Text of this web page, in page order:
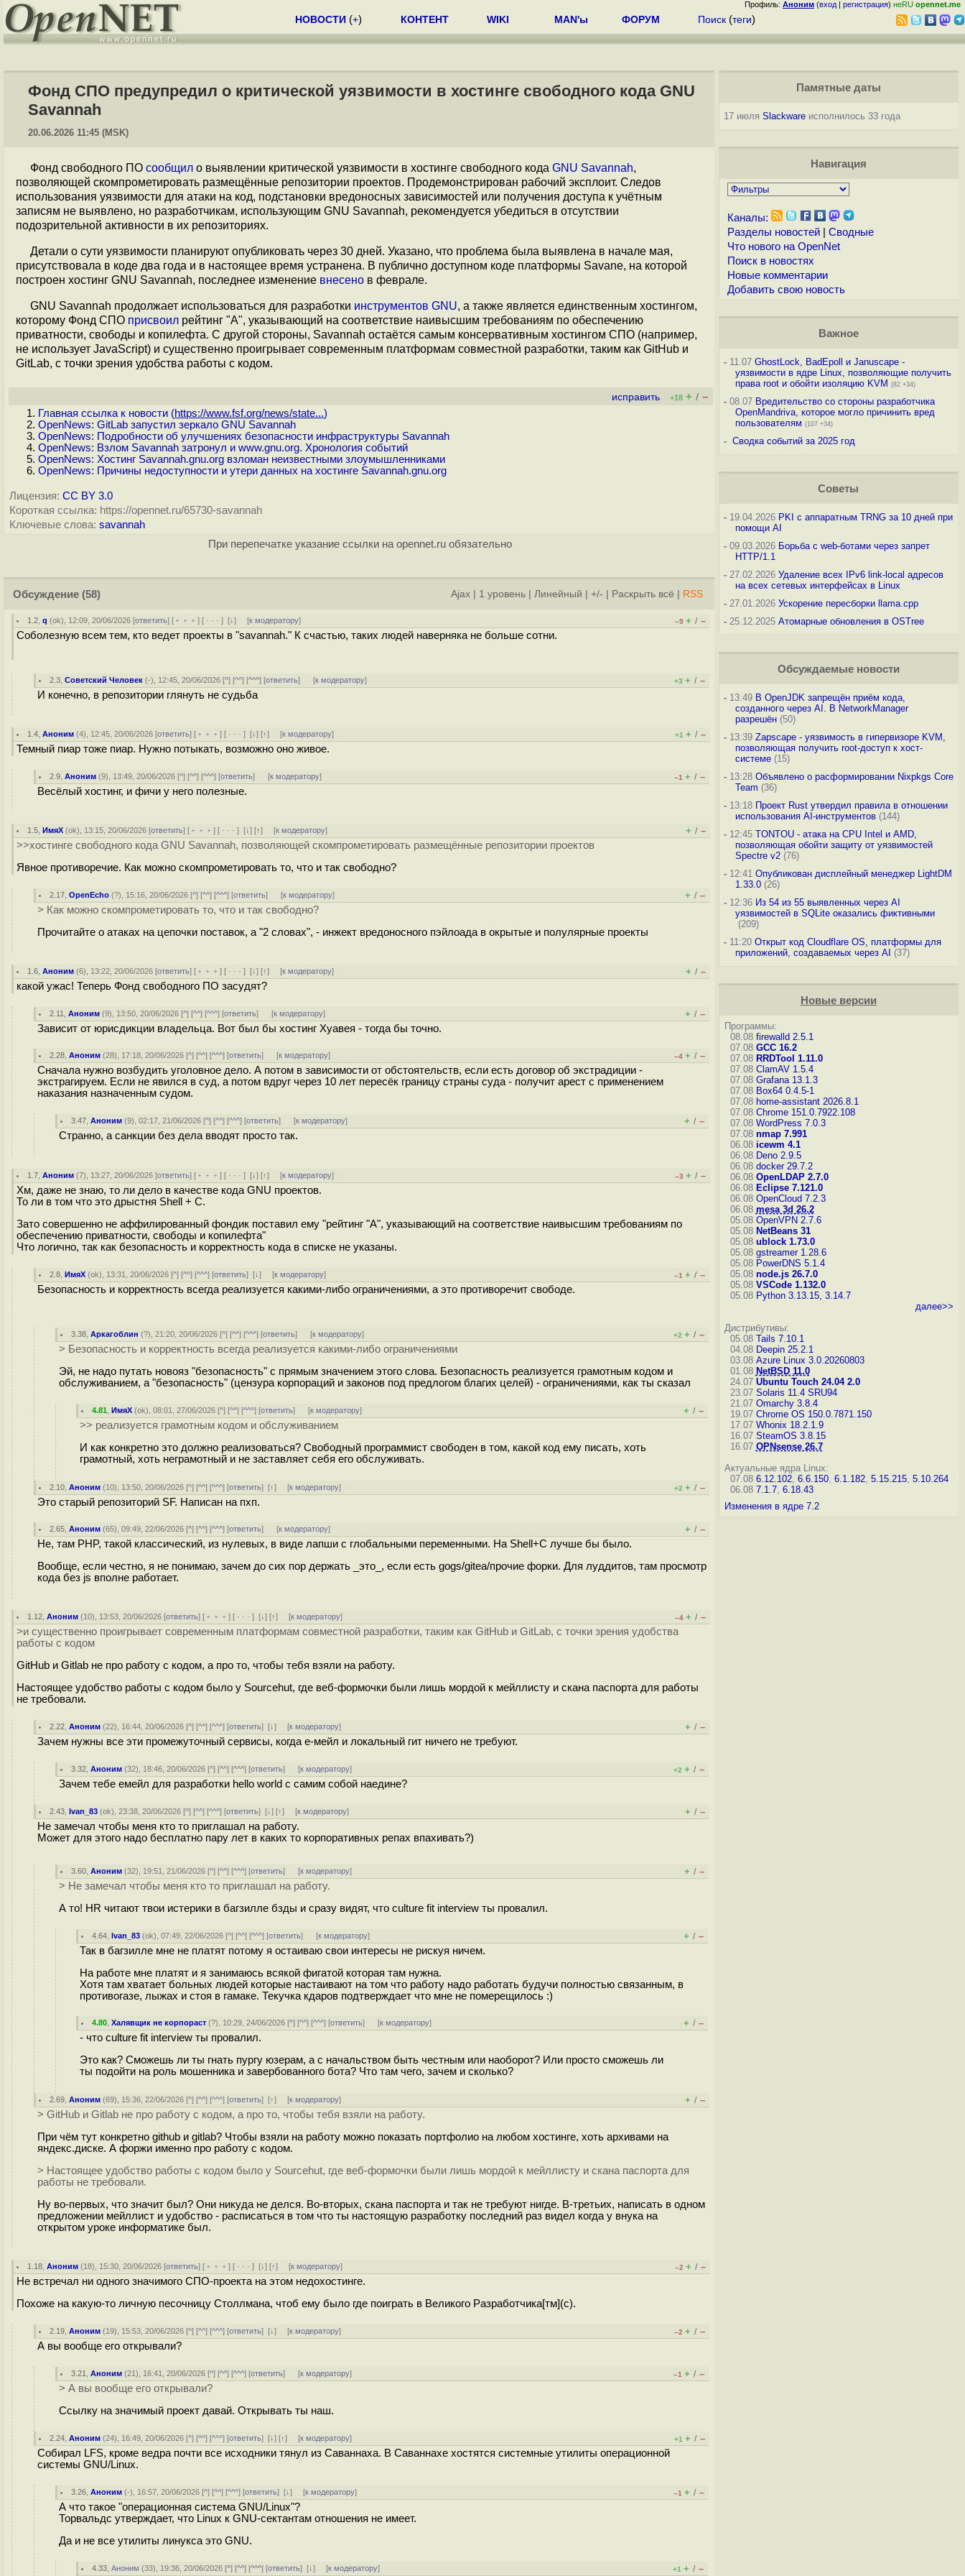
Профиль: Аноним (вход | регистрация) неRU opennet.me
НОВОСТИ (+) КОНТЕНТ WIKI MAN'ы ФОРУМ Поиск (теги)
Фонд СПО предупредил о критической уязвимости в хостинге свободного кода GNU
Savannah
20.06.2026 11:45 (MSK)
Фонд свободного ПО сообщил о выявлении критической уязвимости в хостинге свободного кода GNU Savannah,
позволяющей скомпрометировать размещённые репозитории проектов. Продемонстрирован рабочий эксплоит. Следов
использования уязвимости для атаки на код, подстановки вредоносных зависимостей или получения доступа к учётным
записям не выявлено, но разработчикам, использующим GNU Savannah, рекомендуется убедиться в отсутствии
подозрительной активности в их репозиториях.
Детали о сути уязвимости планируют опубликовать через 30 дней. Указано, что проблема была выявлена в начале мая,
присутствовала в коде два года и в настоящее время устранена. В публично доступном коде платформы Savane, на которой
построен хостинг GNU Savannah, последнее изменение внесено в феврале.
GNU Savannah продолжает использоваться для разработки инструментов GNU, а также является единственным хостингом,
которому Фонд СПО присвоил рейтинг "A", указывающий на соответствие наивысшим требованиям по обеспечению
приватности, свободы и копилефта. С другой стороны, Savannah остаётся самым консервативным хостингом СПО (например,
не использует JavaScript) и существенно проигрывает современным платформам совместной разработки, таким как GitHub и
GitLab, с точки зрения удобства работы с кодом.
исправить +18 + / –
Главная ссылка к новости (https://www.fsf.org/news/state...)
OpenNews: GitLab запустил зеркало GNU Savannah
OpenNews: Подробности об улучшениях безопасности инфраструктуры Savannah
OpenNews: Взлом Savannah затронул и www.gnu.org. Хронология событий
OpenNews: Хостинг Savannah.gnu.org взломан неизвестными злоумышленниками
OpenNews: Причины недоступности и утери данных на хостинге Savannah.gnu.org
Лицензия: CC BY 3.0
Короткая ссылка: https://opennet.ru/65730-savannah
Ключевые слова: savannah
При перепечатке указание ссылки на opennet.ru обязательно
Обсуждение (58) Ajax 1 уровень Линейный +/- Раскрыть всё RSS
1.2 ,q (ok), 12:09, 20/06/2026 [ответить] [ ﹢﹢﹢] [ · · ·][↓] [к модератору] –9 + / –
Соболезную всем тем, кто ведет проекты в "savannah." К счастью, таких людей наверняка не больше сотни.
2.3 ,Советский Человек (-), 12:45, 20/06/2026 [^] [^^] [^^^] [ответить] [к модератору] +3 + / –
И конечно, в репозитории глянуть не судьба
1.4 ,Аноним (4), 12:45, 20/06/2026 [ответить] [ ﹢﹢﹢] [ · · ·][↓] [↑] [к модератору] +1 + / –
Темный пиар тоже пиар. Нужно потыкать, возможно оно живое.
2.9 ,Аноним (9), 13:49, 20/06/2026 [^] [^^] [^^^] [ответить] [к модератору] –1 + / –
Весёлый хостинг, и фичи у него полезные.
1.5 ,ИмяХ (ok), 13:15, 20/06/2026 [ответить] [ ﹢﹢﹢] [ · · ·][↓] [↑] [к модератору] + / –
>>хостинге свободного кода GNU Savannah, позволяющей скомпрометировать размещённые репозитории проектов
Явное противоречие. Как можно скомпрометировать то, что и так свободно?
2.17 ,OpenEcho (?), 15:16, 20/06/2026 [^] [^^] [^^^] [ответить] [к модератору] + / –
> Как можно скомпрометировать то, что и так свободно?
Прочитайте о атаках на цепочки поставок, а "2 словах", - инжект вредоносного пэйлоада в окрытые и полулярные проекты
1.6 ,Аноним (6), 13:22, 20/06/2026 [ответить] [ ﹢﹢﹢] [ · · ·][↓] [↑] [к модератору] + / –
какой ужас! Теперь Фонд свободного ПО засудят?
2.11 ,Аноним (9), 13:50, 20/06/2026 [^] [^^] [^^^] [ответить] [к модератору] + / –
Зависит от юрисдикции владельца. Вот был бы хостинг Хуавея - тогда бы точно.
2.28 ,Аноним (28), 17:18, 20/06/2026 [^] [^^] [^^^] [ответить] [к модератору] –4 + / –
Сначала нужно возбудить уголовное дело. А потом в зависимости от обстоятельств, если есть договор об экстрадиции -
экстрагируем. Если не явился в суд, а потом вдруг через 10 лет пересёк границу страны суда - получит арест с применением
наказания назначенным судом.
3.47 ,Аноним (9), 02:17, 21/06/2026 [^] [^^] [^^^] [ответить] [к модератору] + / –
Странно, а санкции без дела вводят просто так.
1.7 ,Аноним (7), 13:27, 20/06/2026 [ответить] [ ﹢﹢﹢] [ · · ·][↓] [↑] [к модератору] –3 + / –
Хм, даже не знаю, то ли дело в качестве кода GNU проектов.
То ли в том что это дрыcтня Shell + C.
Зато совершенно не аффилированный фондик поставил ему "рейтинг "A", указывающий на соответствие наивысшим требованиям по
обеспечению приватности, свободы и копилефта"
Что логично, так как безопасность и корректность кода в списке не указаны.
2.8 ,ИмяХ (ok), 13:31, 20/06/2026 [^] [^^] [^^^] [ответить][↓] [к модератору] –1 + / –
Безопасность и корректность всегда реализуется какими-либо ограничениями, а это противоречит свободе.
3.38 ,Аркагоблин (?), 21:20, 20/06/2026 [^] [^^] [^^^] [ответить] [к модератору] +2 + / –
> Безопасность и корректность всегда реализуется какими-либо ограничениями
Эй, не надо путать новояз "безопасность" с прямым значением этого слова. Безопасность реализуется грамотным кодом и
обслуживанием, а "безопасность" (цензура корпораций и законов под предлогом благих целей) - ограничениями, как ты сказал
4.81 ,ИмяХ (ok), 08:01, 27/06/2026 [^] [^^] [^^^] [ответить] [к модератору] + / –
>> реализуется грамотным кодом и обслуживанием
И как конкретно это должно реализоваться? Свободный программист свободен в том, какой код ему писать, хоть
грамотный, хоть неграмотный и не заставляет себя его обслуживать.
2.10 ,Аноним (10), 13:50, 20/06/2026 [^] [^^] [^^^] [ответить][↑] [к модератору] +2 + / –
Это старый репозиторий SF. Написан на пхп.
2.65 ,Аноним (65), 09:49, 22/06/2026 [^] [^^] [^^^] [ответить] [к модератору] + / –
Не, там PHP, такой классический, из нулевых, в виде лапши с глобальными переменными. На Shell+C лучше бы было.
Вообще, если честно, я не понимаю, зачем до сих пор держать _это_, если есть gogs/gitea/прочие форки. Для луддитов, там просмотр
кода без js вполне работает.
1.12 ,Аноним (10), 13:53, 20/06/2026 [ответить] [ ﹢﹢﹢] [ · · ·][↓] [↑] [к модератору] –4 + / –
>и существенно проигрывает современным платформам совместной разработки, таким как GitHub и GitLab, с точки зрения удобства
работы с кодом
GitHub и Gitlab не про работу с кодом, а про то, чтобы тебя взяли на работу.
Настоящее удобство работы с кодом было у Sourcehut, где веб-формочки были лишь мордой к мейллисту и скана паспорта для работы
не требовали.
2.22 ,Аноним (22), 16:44, 20/06/2026 [^] [^^] [^^^] [ответить][↓] [к модератору] + / –
Зачем нужны все эти промежуточный сервисы, когда е-мейл и локальный гит ничего не требуют.
3.32 ,Аноним (32), 18:46, 20/06/2026 [^] [^^] [^^^] [ответить] [к модератору] +2 + / –
Зачем тебе емейл для разработки hello world с самим собой наедине?
2.43 ,Ivan_83 (ok), 23:38, 20/06/2026 [^] [^^] [^^^] [ответить][↓] [↑] [к модератору] + / –
Не замечал чтобы меня кто то приглашал на работу.
Может для этого надо бесплатно пару лет в каких то корпоративных репах впахивать?)
3.60 ,Аноним (32), 19:51, 21/06/2026 [^] [^^] [^^^] [ответить] [к модератору] + / –
> Не замечал чтобы меня кто то приглашал на работу.
А то! HR читают твои истерики в багзилле бзды и сразу видят, что culture fit interview ты провалил.
4.64 ,Ivan_83 (ok), 07:49, 22/06/2026 [^] [^^] [^^^] [ответить] [к модератору] + / –
Так в багзилле мне не платят потому я остаиваю свои интересы не рискуя ничем.
На работе мне платят и я занимаюсь всякой фигатой которая там нужна.
Хотя там хватает больных людей которые настаивают на том что работу надо работать будучи полностью связанным, в
противогазе, лыжах и стоя в гамаке. Текучка кдаров подтверждает что мне не померещилось :)
4.80 ,Халявщик не корпораст (?), 10:29, 24/06/2026 [^] [^^] [^^^] [ответить] [к модератору] + / –
- что culture fit interview ты провалил.
Это как? Сможешь ли ты гнать пургу юзерам, а с начальством быть честным или наоборот? Или просто сможешь ли
ты подойти на роль мошенника и завербованного бота? Что там чего, зачем и сколько?
2.69 ,Аноним (69), 15:36, 22/06/2026 [^] [^^] [^^^] [ответить][↑] [к модератору] + / –
> GitHub и Gitlab не про работу с кодом, а про то, чтобы тебя взяли на работу.
При чём тут конкретно github и gitlab? Чтобы взяли на работу можно показать портфолио на любом хостинге, хоть архивами на
яндекс.диске. А форжи именно про работу с кодом.
> Настоящее удобство работы с кодом было у Sourcehut, где веб-формочки были лишь мордой к мейллисту и скана паспорта для
работы не требовали.
Ну во-первых, что значит был? Они никуда не делся. Во-вторых, скана паспорта и так не требуют нигде. В-третьих, написать в одном
предложении мейллист и удобство - расписаться в том что ты настоящую разработку последний раз видел когда у внука на
открытом уроке информатике был.
1.18 ,Аноним (18), 15:30, 20/06/2026 [ответить] [ ﹢﹢﹢] [ · · ·][↓] [↑] [к модератору] –2 + / –
Не встречал ни одного значимого СПО-проекта на этом недохостинге.
Похоже на какую-то личную песочницу Столлмана, чтоб ему было где поиграть в Великого Разработчика[тм](c).
2.19 ,Аноним (19), 15:53, 20/06/2026 [^] [^^] [^^^] [ответить][↓] [к модератору] –2 + / –
А вы вообще его открывали?
3.21 ,Аноним (21), 16:41, 20/06/2026 [^] [^^] [^^^] [ответить] [к модератору] –1 + / –
> А вы вообще его открывали?
Ссылку на значимый проект давай. Открывать ты наш.
2.24 ,Аноним (24), 16:49, 20/06/2026 [^] [^^] [^^^] [ответить][↓] [↑] [к модератору] +1 + / –
Собирал LFS, кроме ведра почти все исходники тянул из Саваннаха. В Саваннахе хостятся системные утилиты операционной
системы GNU/Linux.
3.26 ,Аноним (-), 16:57, 20/06/2026 [^] [^^] [^^^] [ответить][↓] [к модератору] –1 + / –
А что такое "операционная система GNU/Linux"?
Торвальдс утверждает, что Linux к GNU-сектантам отношения не имеет.
Да и не все утилиты линукса это GNU.
4.33 ,Аноним (33), 19:36, 20/06/2026 [^] [^^] [^^^] [ответить][↓] [к модератору] +1 + / –
Памятные даты
17 июля Slackwareисполнилось 33 года
Навигация
Каналы:
Разделы новостей| Сводные
Что нового на OpenNet
Поиск в новостях
Новые комментарии
Добавить свою новость
Важное
-11.07 GhostLock, BadEpoll и Januscape -
уязвимости в ядре Linux, позволяющие получить
права root и обойти изоляцию KVM (82 +34)
-08.07 Вредительство со стороны разработчика
OpenMandriva, которое могло причинить вред
пользователям (107 +34)
- Сводка событий за 2025 год
Советы
-19.04.2026 PKI с аппаратным TRNG за 10 дней при
помощи AI
-09.03.2026 Борьба с web-ботами через запрет
HTTP/1.1
-27.02.2026 Удаление всех IPv6 link-local адресов
на всех сетевых интерфейсах в Linux
-27.01.2026 Ускорение пересборки llama.cpp
-25.12.2025 Атомарные обновления в OSTree
Обсуждаемые новости
-13:49 В OpenJDK запрещён приём кода,
созданного через AI. В NetworkManager
разрешён(50)
-13:39 Zapscape - уязвимость в гипервизоре KVM,
позволяющая получить root-доступ к хост-
системе(15)
-13:28 Объявлено о расформировании Nixpkgs Core
Team (36)
-13:18 Проект Rust утвердил правила в отношении
использования AI-инструментов(144)
-12:45 TONTOU - атака на CPU Intel и AMD,
позволяющая обойти защиту от уязвимостей
Spectre v2(76)
-12:41 Опубликован дисплейный менеджер LightDM
1.33.0(26)
-12:36 Из 54 из 55 выявленных через AI
уязвимостей в SQLite оказались фиктивными
(209)
-11:20 Открыт код Cloudflare OS, платформы для
приложений, создаваемых через AI (37)
Новые версии
Программы:
08.08 firewalld 2.5.1
07.08 GCC 16.2
07.08 RRDTool 1.11.0
07.08 ClamAV 1.5.4
07.08 Grafana 13.1.3
07.08 Box64 0.4.5-1
07.08 home-assistant 2026.8.1
07.08 Chrome 151.0.7922.108
07.08 WordPress 7.0.3
07.08 nmap 7.991
06.08 icewm 4.1
06.08 Deno 2.9.5
06.08 docker 29.7.2
06.08 OpenLDAP 2.7.0
06.08 Eclipse 7.121.0
06.08 OpenCloud 7.2.3
06.08 mesa 3d 26.2
05.08 OpenVPN 2.7.6
05.08 NetBeans 31
05.08 ublock 1.73.0
05.08 gstreamer 1.28.6
05.08 PowerDNS 5.1.4
05.08 node.js 26.7.0
05.08 VSCode 1.132.0
05.08 Python 3.13.15, 3.14.7
далее>>
Дистрибутивы:
05.08 Tails 7.10.1
04.08 Deepin 25.2.1
03.08 Azure Linux 3.0.20260803
01.08 NetBSD 11.0
24.07 Ubuntu Touch 24.04 2.0
23.07 Solaris 11.4 SRU94
21.07 Omarchy 3.8.4
19.07 Chrome OS 150.0.7871.150
17.07 Whonix 18.2.1.9
16.07 SteamOS 3.8.15
16.07 OPNsense 26.7
Актуальные ядра Linux:
07.08 6.12.102, 6.6.150, 6.1.182, 5.15.215, 5.10.264
06.08 7.1.7, 6.18.43
Изменения в ядре 7.2